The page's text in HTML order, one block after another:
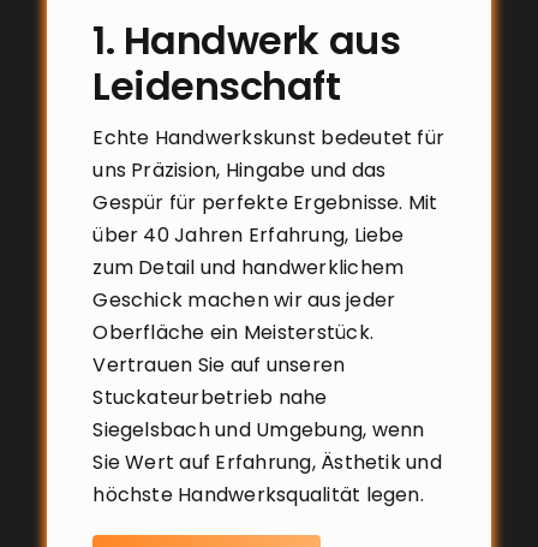
1. Handwerk aus
Leidenschaft
Echte Handwerkskunst bedeutet für
uns Präzision, Hingabe und das
Gespür für perfekte Ergebnisse. Mit
über 40 Jahren Erfahrung, Liebe
zum Detail und handwerklichem
Geschick machen wir aus jeder
Oberfläche ein Meisterstück.
Vertrauen Sie auf unseren
Stuckateurbetrieb nahe
Siegelsbach und Umgebung, wenn
Sie Wert auf Erfahrung, Ästhetik und
höchste Handwerksqualität legen.